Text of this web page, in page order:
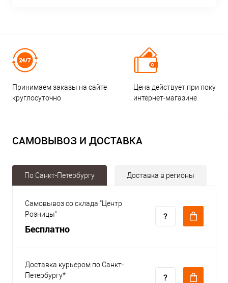
Принимаем заказы на сайте
круглосуточно
Цена действует при
интернет-магазине
САМОВЫВОЗ И ДОСТАВКА
По Санкт-Петербургу Доставка в регионы
Самовывоз со склада "Центр
Розницы"
Бесплатно
Доставка курьером по Санкт-
Петербургу*